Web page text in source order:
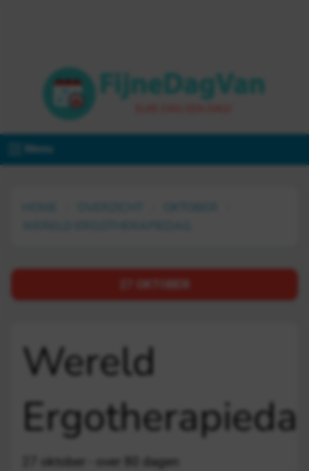
Menu
Wereld
27 oktober - over 80 dagen